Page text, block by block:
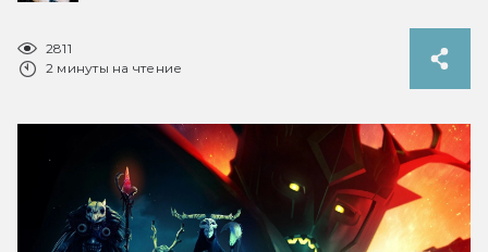
2811
2 минуты на чтение